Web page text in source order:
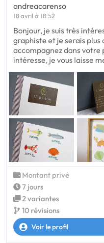
andreacarenso
18 avril à 18:52
Bonjour, je suis très
graphiste et je serais plus
accompagnez dans votre
intéresse, je vous laisse
Montant privé
7 jours
2 variantes
10 révisions
Voir le profil